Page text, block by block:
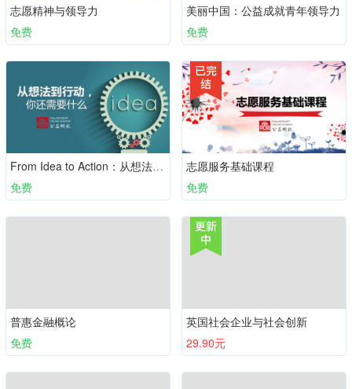
志愿精神与领导力
免费
美丽中国：公益成就青年领导力
免费
From Idea to Action：从想法到行动，你还需要什么？
免费
志愿服务基础课程
免费
普惠金融概论
免费
英国社会企业与社会创新
29.90元